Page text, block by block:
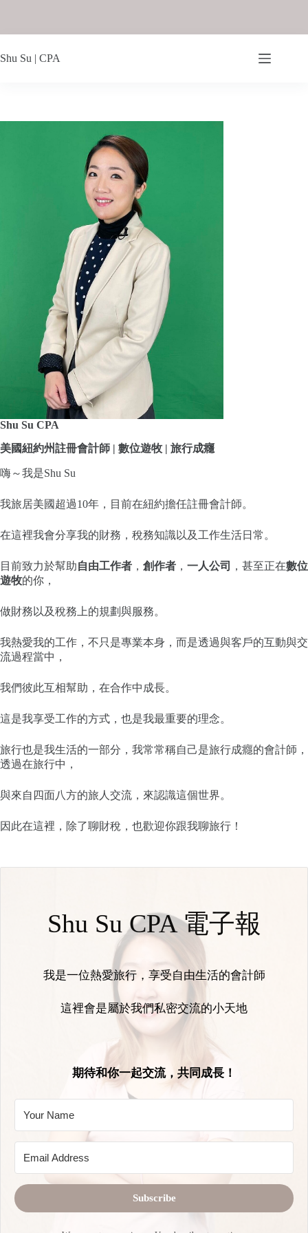
Shu Su | CPA
Shu Su CPA
美國紐約州註冊會計師 | 數位遊牧 | 旅行成癮
嗨～我是Shu Su
我旅居美國超過10年，目前在紐約擔任註冊會計師。
在這裡我會分享我的財務，稅務知識以及工作生活日常。
目前致力於幫助自由工作者 ， 創作者 ， 一人公司 ，甚至正在數位
遊牧的你，
做財務以及稅務上的規劃與服務。
我熱愛我的工作，不只是專業本身，而是透過與客戶的互動與交
流過程當中，
我們彼此互相幫助，在合作中成長。
這是我享受工作的方式，也是我最重要的理念。
旅行也是我生活的一部分，我常常稱自己是旅行成癮的會計師，
透過在旅行中，
與來自四面八方的旅人交流，來認識這個世界。
因此在這裡，除了聊財稅，也歡迎你跟我聊旅行！
Shu Su CPA 電子報
我是一位熱愛旅行，享受自由生活的會計師
這裡會是屬於我們私密交流的小天地
期待和你一起交流，共同成長！
Subscribe